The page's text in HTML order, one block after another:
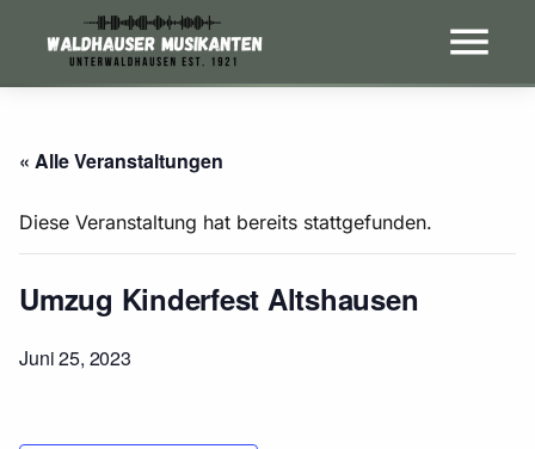
« Alle Veranstaltungen
Diese Veranstaltung hat bereits stattgefunden.
Umzug Kinderfest Altshausen
Juni 25, 2023